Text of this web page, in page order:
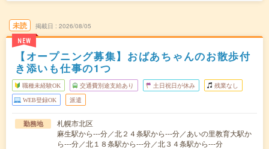
未読
NEW
掲載日 2026/08/05
【オープニング募集】おばあちゃんのお散歩付
き添いも仕事の1つ
職種未経験OK 交通費別途支給あり 土日祝日が休み 残業なし
WEB登録OK 派遣
勤務地
札幌市北区
麻生駅から---分／北２４条駅から---分／あいの里教育大駅か
ら---分／北１８条駅から---分／北３４条駅から---分